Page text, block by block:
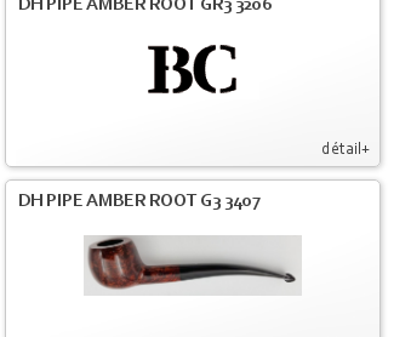
détail+
DH PIPE AMBER ROOT GR3 3206
DH PIPE AMBER ROOT G3 3407